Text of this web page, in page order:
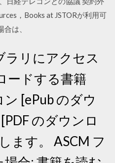
，Books at JSTORが利用可
は、
リにアクセス
ードする書籍
[ePub のダウ
のダウンロ
ます。 ASCM フ